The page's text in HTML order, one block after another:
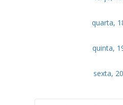
quarta,
quinta,
sexta,